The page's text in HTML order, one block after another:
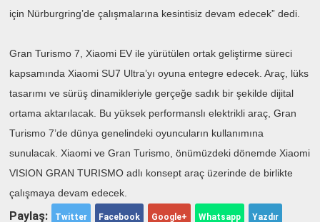
için Nürburgring’de çalışmalarına kesintisiz devam edecek” dedi.
Gran Turismo 7, Xiaomi EV ile yürütülen ortak geliştirme süreci
kapsamında Xiaomi SU7 Ultra’yı oyuna entegre edecek. Araç, lüks
tasarımı ve sürüş dinamikleriyle gerçeğe sadık bir şekilde dijital
ortama aktarılacak. Bu yüksek performanslı elektrikli araç, Gran
Turismo 7’de dünya genelindeki oyuncuların kullanımına
sunulacak. Xiaomi ve Gran Turismo, önümüzdeki dönemde Xiaomi
VISION GRAN TURISMO adlı konsept araç üzerinde de birlikte
çalışmaya devam edecek.
Paylaş: Twitter Facebook Google+ Whatsapp Yazdır